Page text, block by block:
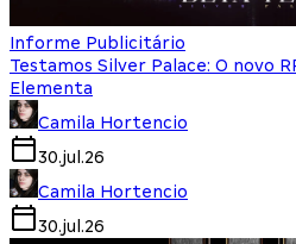
Informe Publicitário
Testamos Silver Palace: O novo
Elementa
Camila Hortencio
30.jul.26
Camila Hortencio
30.jul.26